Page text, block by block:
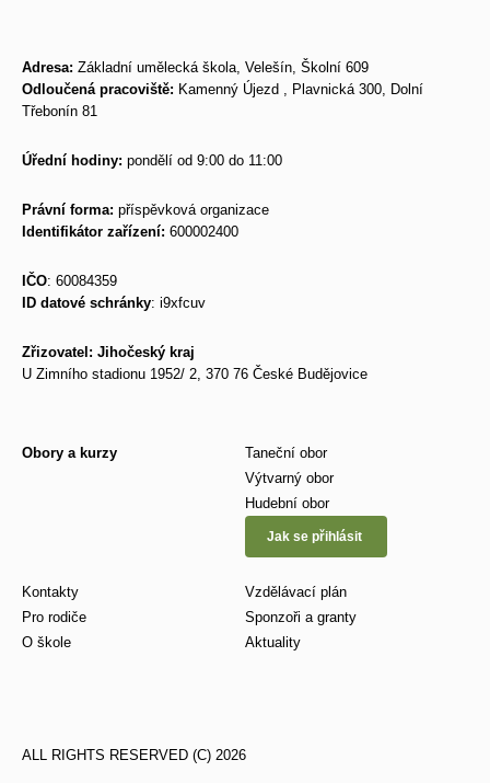
Adresa: Základní umělecká škola, Velešín, Školní 609
Odloučená pracoviště: Kamenný Újezd , Plavnická 300, Dolní
Třebonín 81
Úřední hodiny: pondělí od 9:00 do 11:00
Právní forma: příspěvková organizace
Identifikátor zařízení: 600002400
IČO: 60084359
ID datové schránky: i9xfcuv
Zřizovatel: Jihočeský kraj
U Zimního stadionu 1952/ 2, 370 76 České Budějovice
Obory a kurzy
Taneční obor
Výtvarný obor
Hudební obor
Jak se přihlásit
Kontakty
Pro rodiče
O škole
Vzdělávací plán
Sponzoři a granty
Aktuality
ALL RIGHTS RESERVED (C) 2026